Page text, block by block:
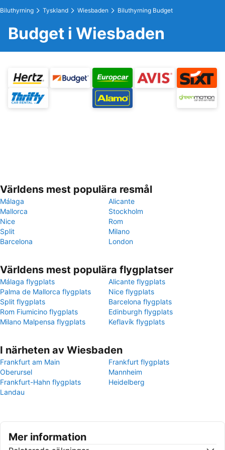
Biluthyrning Tyskland Wiesbaden Biluthyrning Budget
Budget i Wiesbaden
Världens mest populära resmål
Málaga
Alicante
Mallorca
Stockholm
Nice
Rom
Split
Milano
Barcelona
London
Världens mest populära flygplatser
Málaga flygplats
Alicante flygplats
Palma de Mallorca flygplats
Nice flygplats
Split flygplats
Barcelona flygplats
Rom Fiumicino flygplats
Edinburgh flygplats
Milano Malpensa flygplats
Keflavík flygplats
I närheten av Wiesbaden
Frankfurt am Main
Frankfurt flygplats
Oberursel
Mannheim
Frankfurt-Hahn flygplats
Heidelberg
Landau
Mer information